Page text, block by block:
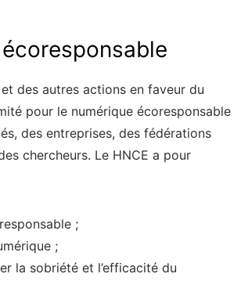
des autres actions en faveur du
pour le numérique écoresponsable
des entreprises, des fédérations
chercheurs. Le HNCE a pour
;
;
la sobriété et l’efficacité du